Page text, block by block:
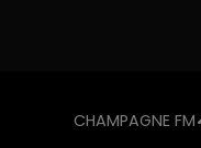
CHAMPAGNE FM